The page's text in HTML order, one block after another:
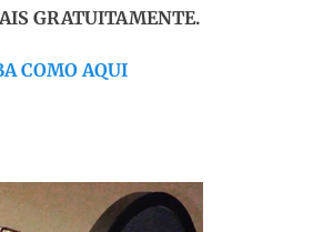
GRATUITAMENTE.
COMO AQUI